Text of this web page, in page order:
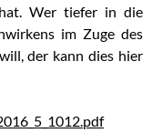
Wer tiefer in die
im Zuge des
der kann dies hier